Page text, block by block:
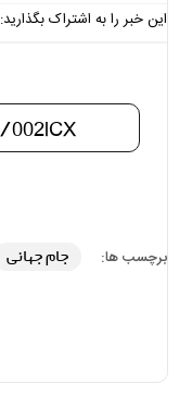
این خبر را به اشتراک بگذارید:
برچسب ها: جام جهانی